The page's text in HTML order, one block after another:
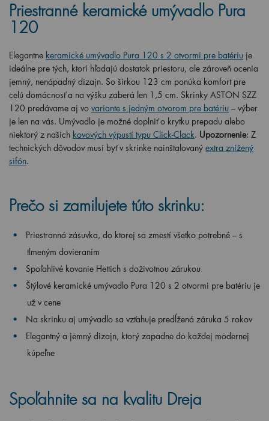
Priestranné keramické umývadlo Pura
120
Elegantne keramické umývadlo Pura 120 s 2 otvormi pre batériu je
ideálne pre tých, ktorí hľadajú dostatok priestoru, ale zároveň ocenia
jemný, nenápadný dizajn. So šírkou 123 cm ponúka komfort pre
celú domácnosť a na výšku zaberá len 1,5 cm. Skrinky ASTON SZZ
120 predávame aj vo variante s jedným otvorom pre batériu – výber
je len na vás. Umývadlo je možné doplniť o krytku prepadu alebo
niektorý z našich kovových výpustí typu Click-Clack. Upozornenie: Z
technických dôvodov musí byť v skrinke nainštalovaný extra znížený
sifón.
Prečo si zamilujete túto skrinku:
Priestranná zásuvka, do ktorej sa zmestí všetko potrebné – s
tlmeným dovieraním
Spoľahlivé kovanie Hettich s doživotnou zárukou
Štýlové keramické umývadlo Pura 120 s 2 otvormi pre batériu je
už v cene
Na skrinku aj umývadlo sa vzťahuje predĺžená záruka 5 rokov
Elegantný a jemný dizajn, ktorý zapadne do každej modernej
kúpeľne
Spoľahnite sa na kvalitu Dreja